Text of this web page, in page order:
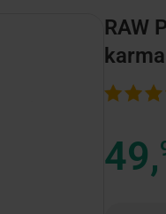
RAW
49,